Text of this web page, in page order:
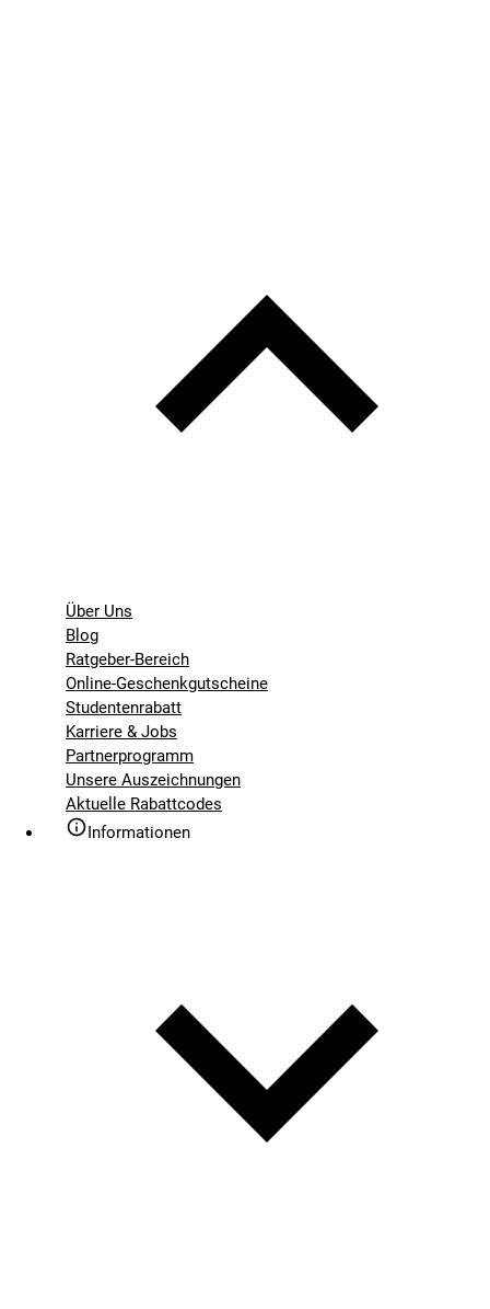
Über Uns
Blog
Ratgeber-Bereich
Online-Geschenkgutscheine
Studentenrabatt
Karriere & Jobs
Partnerprogramm
Unsere Auszeichnungen
Aktuelle Rabattcodes
Informationen